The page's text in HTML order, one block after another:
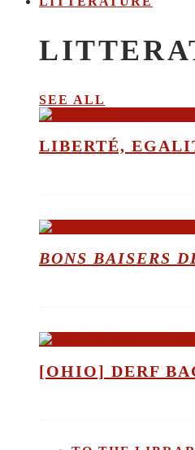
SEE ALL
LIBERTÉ,
BONS BAISERS
[OHIO] DERF